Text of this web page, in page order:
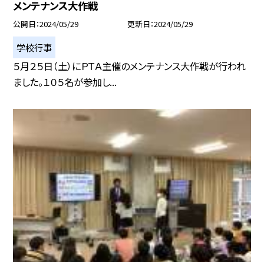
メンテナンス大作戦
公開日 2024/05/29 更新日 2024/05/29
学校行事
５月２５日（土）にＰＴＡ主催のメンテナンス大作戦が行われ
ました。１０５名が参加し...